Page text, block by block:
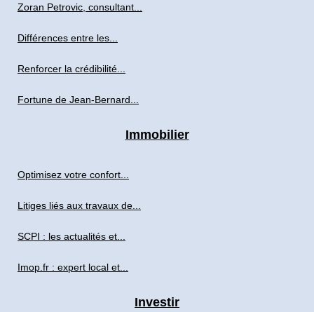
Zoran Petrovic, consultant...
Différences entre les...
Renforcer la crédibilité...
Fortune de Jean-Bernard...
Immobilier
Optimisez votre confort...
Litiges liés aux travaux de...
SCPI : les actualités et...
Imop.fr : expert local et...
Investir